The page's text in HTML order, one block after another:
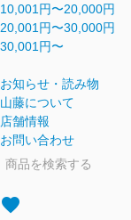
10,001円〜20,000円
20,001円〜30,000円
30,001円〜
お知らせ・読み物
山藤について
店舗情報
お問い合わせ
favorite